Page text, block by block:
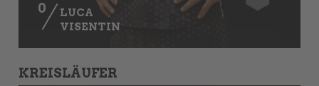
0
LUCA
VISENTIN
KREISLÄUFER